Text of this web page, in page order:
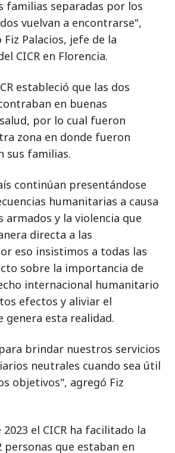
familias separadas por los
vuelvan a encontrarse",
Palacios, jefe de la
CICR en Florencia.
estableció que las dos
en buenas
por lo cual fueron
zona en donde fueron
sus familias.
continúan presentándose
humanitarias a causa
armados y la violencia que
directa a las
eso insistimos a todas las
sobre la importancia de
internacional humanitario
efectos y aliviar el
esta realidad.
brindar nuestros servicios
neutrales cuando sea útil
objetivos", agregó Fiz
el CICR ha facilitado la
personas que estaban en